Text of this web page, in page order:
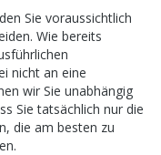
Sie voraussichtlich
Wie bereits
nicht an eine
wir Sie unabhängig
Sie tatsächlich nur die
die am besten zu